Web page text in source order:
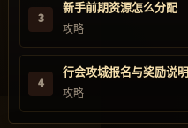
3
新手前期资源怎么分配
攻略
4
行会攻城报名与奖励说明
攻略